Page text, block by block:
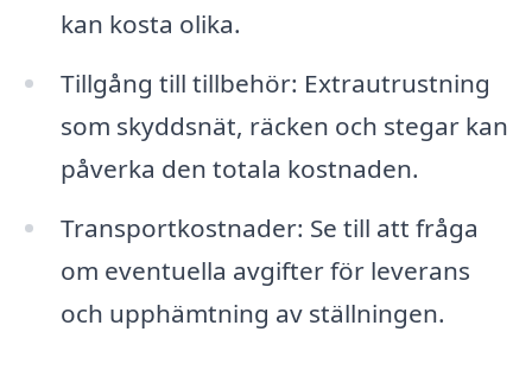
kan kosta olika.
Tillgång till tillbehör: Extrautrustning
som skyddsnät, räcken och stegar kan
påverka den totala kostnaden.
Transportkostnader: Se till att fråga
om eventuella avgifter för leverans
och upphämtning av ställningen.